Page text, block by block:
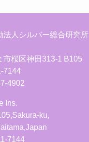
法人シルバー総合研究所
市桜区神田313-1 B105
7144
4902
Ins.
ku,
7144